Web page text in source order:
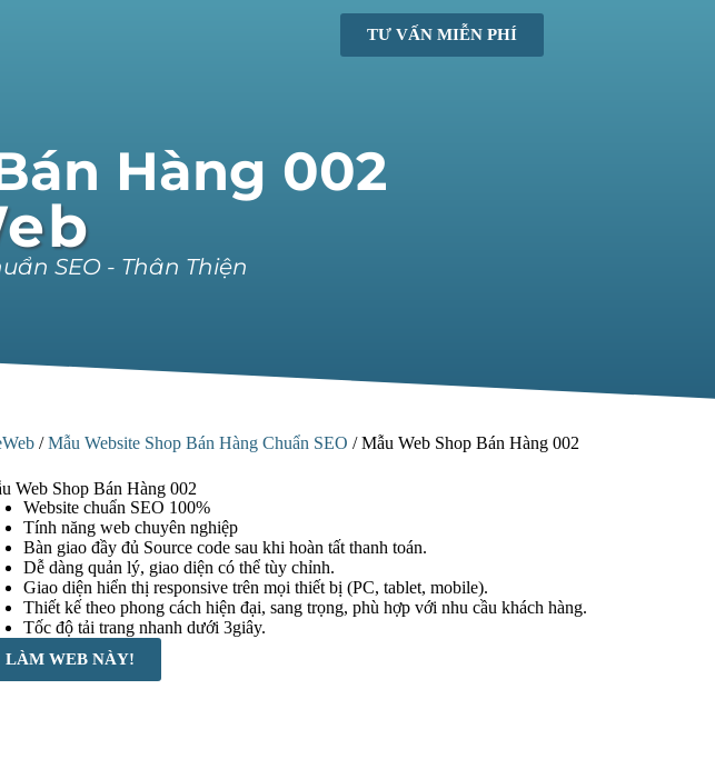
TƯ VẤN MIỄN PHÍ
Hàng 002
SEO - Thân Thiện
/Mẫu Website Shop Bán Hàng Chuẩn SEO /Mẫu Web Shop Bán Hàng 002
Web Shop Bán Hàng 002
Website chuẩn SEO 100%
Tính năng web chuyên nghiệp
Bàn giao đầy đủ Source code sau khi hoàn tất thanh toán.
Dễ dàng quản lý, giao diện có thể tùy chỉnh.
Giao diện hiển thị responsive trên mọi thiết bị (PC, tablet, mobile).
Thiết kế theo phong cách hiện đại, sang trọng, phù hợp với nhu cầu khách hàng.
Tốc độ tải trang nhanh dưới 3giây.
LÀM WEB NÀY!